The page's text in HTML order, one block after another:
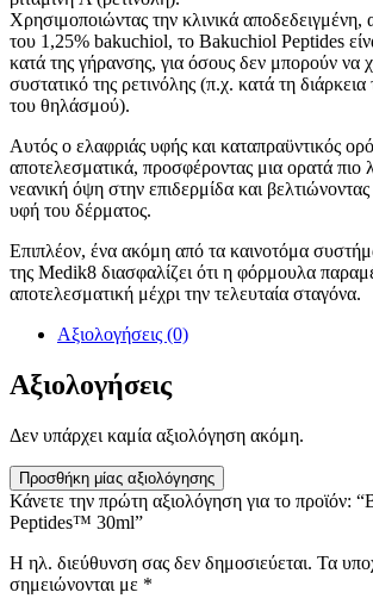
Χρησιμοποιώντας την κλινικά
του 1,25% bakuchiol, το Bakuchiol Peptides
κατά της γήρανσης, για όσους δεν μπορούν να
συστατικό της ρετινόλης (π.χ. κατά τη
του θηλάσμού).
Αυτός ο ελαφριάς υφής και καταπραϋντικός
αποτελεσματικά, προσφέροντας μια ορατά πιο
νεανική όψη στην επιδερμίδα και
υφή του δέρματος.
Επιπλέον, ένα ακόμη από τα καινοτόμα
της Medik8 διασφαλίζει ότι η φόρμουλα
αποτελεσματική μέχρι την τελευταία σταγόνα.
Αξιολογήσεις (0)
Αξιολογήσεις
Δεν υπάρχει καμία αξιολόγηση ακόμη.
Προσθήκη μίας αξιολόγησης
Κάνετε την πρώτη αξιολόγηση για το προϊόν:
Peptides™ 30ml”
Η ηλ. διεύθυνση σας δεν δημοσιεύεται. Τα
σημειώνονται με *